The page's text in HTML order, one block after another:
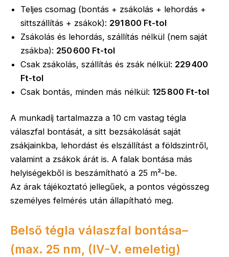
Teljes csomag (bontás + zsákolás + lehordás +
sittszállítás + zsákok): 291 800 Ft-tol
Zsákolás és lehordás, szállítás nélkül (nem saját
zsákba): 250 600 Ft-tol
Csak zsákolás, szállítás és zsák nélkül: 229 400
Ft-tol
Csak bontás, minden más nélkül: 125 800 Ft-tol
A munkadíj tartalmazza a 10 cm vastag tégla
válaszfal bontását, a sitt bezsákolását saját
zsákjainkba, lehordást és elszállítást a földszintről,
valamint a zsákok árát is. A falak bontása más
helyiségekből is beszámítható a 25 m²-be.
Az árak tájékoztató jellegűek, a pontos végösszeg
személyes felmérés után állapítható meg.
Belső tégla válaszfal bontása–
(max. 25 nm, (IV-V. emeletig)